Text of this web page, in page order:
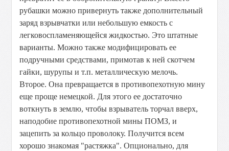
рубашки можно привернуть также дополнительный
заряд взрывчатки или небольшую емкость с
легковоспламеняющейся жидкостью. Это штатные
варианты. Можно также модифицировать ее
подручными средствами, примотав к ней скотчем
гайки, шурупы и т.п. металлическую мелочь.
Второе. Она превращается в противопехотную мину
еще проще немецкой. Для этого ее достаточно
воткнуть в землю, чтобы взрыватель торчал вверх,
наподобие противопехотной мины ПОМЗ, и
зацепить за кольцо проволоку. Получится всем
хорошо знакомая "растяжка". Опционально, для